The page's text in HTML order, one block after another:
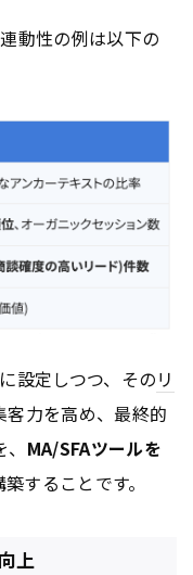
動性の例は以下の
に設定しつつ、そのリ
客力を高め、最終的
MA/SFAツールを
することです。
上